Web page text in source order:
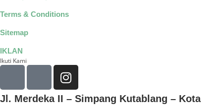
Terms & Conditions
Sitemap
IKLAN
Ikuti Kami
Jl. Merdeka II – Simpang Kutablang – Kota